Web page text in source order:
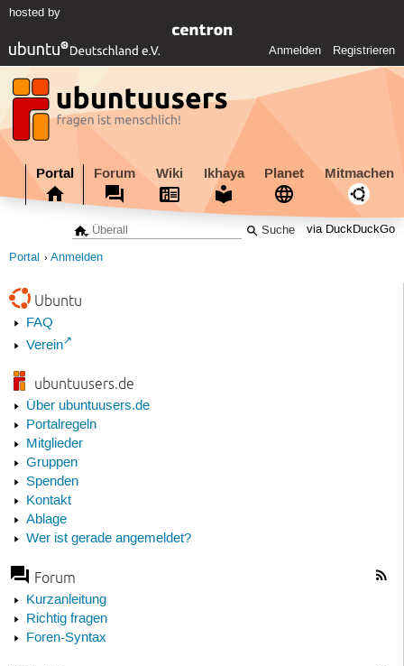
hosted by
Anmelden Registrieren
Portal Forum Wiki Ikhaya Planet Mitmachen
via DuckDuckGo
Portal Anmelden
Ubuntu
FAQ
Verein
ubuntuusers.de
Über ubuntuusers.de
Portalregeln
Mitglieder
Gruppen
Spenden
Kontakt
Ablage
Wer ist gerade angemeldet?
Forum
Kurzanleitung
Richtig fragen
Foren-Syntax